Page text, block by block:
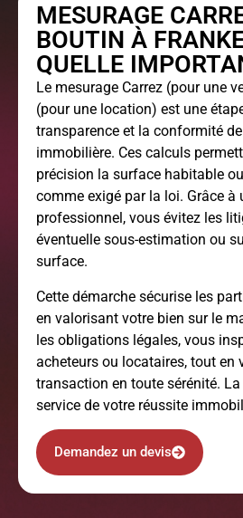
MESURAGE
BOUTIN À
QUELLE
Le mesurage Carrez (pour une
(pour une location) est une
transparence et la conformité
immobilière. Ces calculs
précision la surface habitable
comme exigé par la loi. Grâce à
professionnel, vous évitez les
éventuelle sous-estimation ou
surface.
Cette démarche sécurise les
en valorisant votre bien sur le
les obligations légales, vous
acheteurs ou locataires, tout en
transaction en toute sérénité.
service de votre réussite
Demandez un devis